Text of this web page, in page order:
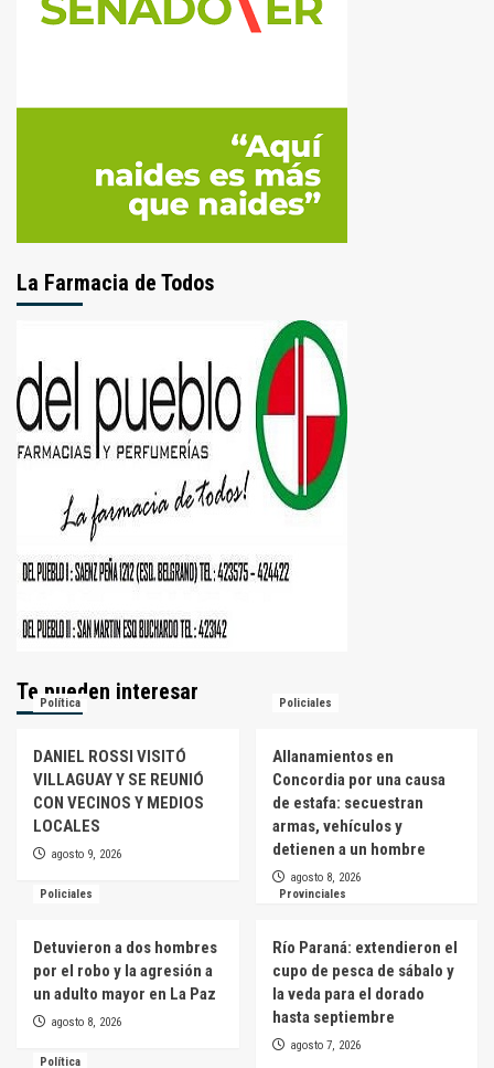
La Farmacia de Todos
Te pueden interesar
Política
DANIEL ROSSI VISITÓ
VILLAGUAY Y SE REUNIÓ
CON VECINOS Y MEDIOS
LOCALES
agosto 9, 2026
Policiales
Allanamientos en
Concordia por una causa
de estafa: secuestran
armas, vehículos y
detienen a un hombre
agosto 8, 2026
Policiales
Detuvieron a dos hombres
por el robo y la agresión a
un adulto mayor en La Paz
agosto 8, 2026
Provinciales
Río Paraná: extendieron el
cupo de pesca de sábalo y
la veda para el dorado
hasta septiembre
agosto 7, 2026
Política